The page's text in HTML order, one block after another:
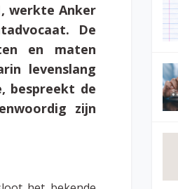
werkte Anker
De
en maten
levenslang
bespreekt de
zijn